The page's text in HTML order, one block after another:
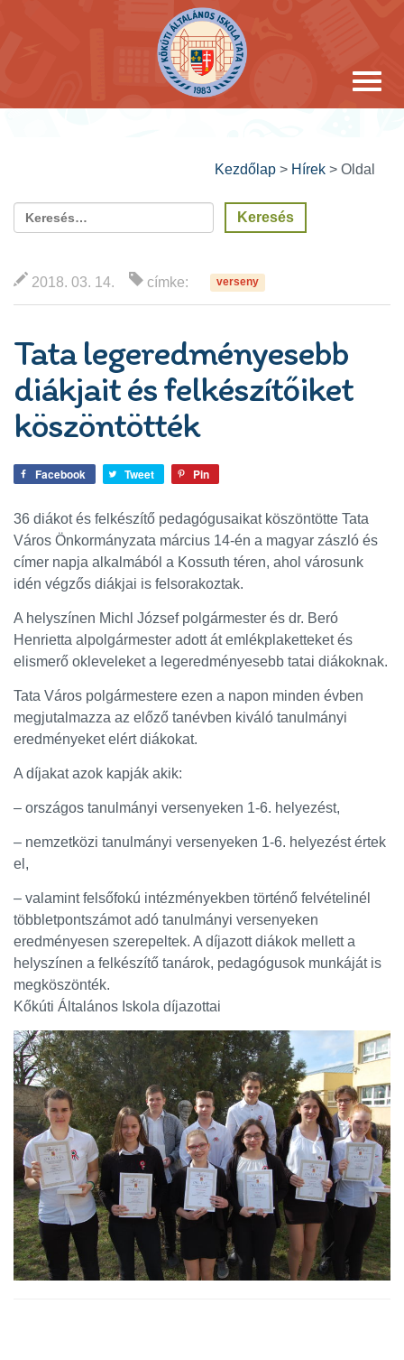
Kezdőlap > Hírek > Oldal
2018. 03. 14. címke: verseny
Tata legeredményesebb
diákjait és felkészítőiket
köszöntötték
Facebook Tweet Pin
36 diákot és felkészítő pedagógusaikat köszöntötte Tata
Város Önkormányzata március 14-én a magyar zászló és
címer napja alkalmából a Kossuth téren, ahol városunk
idén végzős diákjai is felsorakoztak.
A helyszínen Michl József polgármester és dr. Beró
Henrietta alpolgármester adott át emlékplaketteket és
elismerő okleveleket a legeredményesebb tatai diákoknak.
Tata Város polgármestere ezen a napon minden évben
megjutalmazza az előző tanévben kiváló tanulmányi
eredményeket elért diákokat.
A díjakat azok kapják akik:
– országos tanulmányi versenyeken 1-6. helyezést,
– nemzetközi tanulmányi versenyeken 1-6. helyezést értek
el,
– valamint felsőfokú intézményekben történő felvételinél
többletpontszámot adó tanulmányi versenyeken
eredményesen szerepeltek. A díjazott diákok mellett a
helyszínen a felkészítő tanárok, pedagógusok munkáját is
megköszönték.
Kőkúti Általános Iskola díjazottai